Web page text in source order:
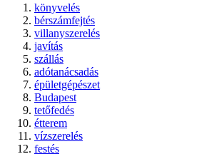
könyvelés
bérszámfejtés
villanyszerelés
javítás
szállás
adótanácsadás
épületgépészet
Budapest
tetőfedés
étterem
vízszerelés
festés